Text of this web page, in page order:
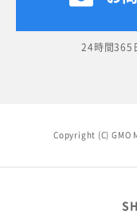
24時間365
Copyright (C) GMO